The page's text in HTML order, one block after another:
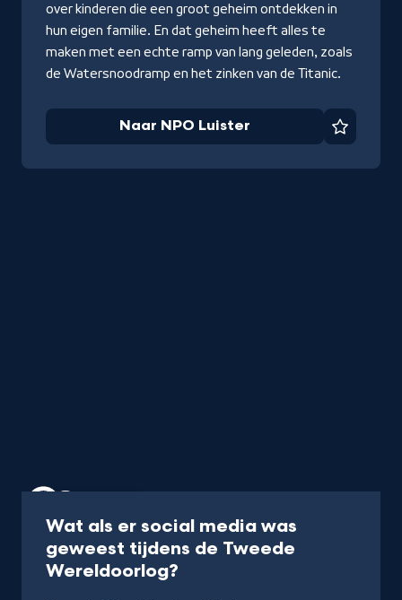
over kinderen die een groot geheim ontdekken in
hun eigen familie. En dat geheim heeft alles te
maken met een echte ramp van lang geleden, zoals
de Watersnoodramp en het zinken van de Titanic.
Naar NPO Luister
Wat als er social media was
geweest tijdens de Tweede
Wereldoorlog?